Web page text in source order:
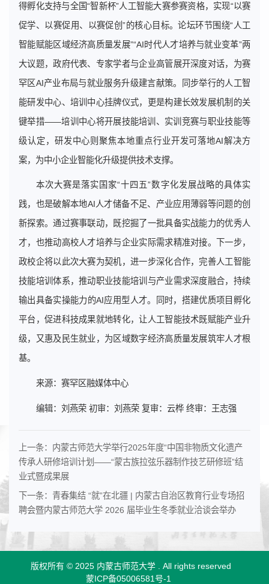
得孵化支持与全国“智新杯”人工智能大赛参赛资格，实现“以赛
促学、以赛促用、以赛促创”的核心目标。论坛环节围绕“人工
智能赋能区域经济高质量发展”“AI时代人才培养与就业变革”两
大议题，政府代表、专家学者与企业高管展开深度对话，为赛
罕区AI产业布局与就业服务升级建言献策。同步举行的人工智
能研发中心、培训中心挂牌仪式，更是构建长效发展机制的关
键举措——培训中心将开展技能培训、实训竞赛与职业技能等
级认定，研发中心则聚焦本地重点行业开发可落地AI解决方
案，为中小企业智能化升级提供技术支撑。
本次大赛是落实国家“十四五”数字化发展战略的具体实
践，也是破解本地AI人才储备不足、产业应用薄弱等问题的创
新探索。通过赛事联动，既挖掘了一批具备实战能力的优秀人
才，也推动高校人才培养与企业实际需求精准对接。下一步，
政校企将以此次大赛为契机，进一步深化合作，完善人工智能
技能培训体系，推动职业技能培训与产业需求深度融合，持续
输出具备实操能力的AI应用型人才。同时，搭建优质项目孵化
平台，促进科技成果就地转化，让人工智能技术既赋能产业升
级，又惠及民生就业，为区域数字经济高质量发展筑牢人才根
基。
来源：赛罕区融媒体中心
编辑：刘燕荣 初审：刘燕荣 复审：云桦 终审：王志强
上一条： 内蒙古师范大学举行2025年度“中国非物质文化遗产
传承人研修培训计划——“蒙古族拉弦乐器制作技艺研修班”结
业式暨成果展
下一条： 青春集结 “就”在北疆 | 内蒙古自治区教育行业专场招
聘会暨内蒙古师范大学 2026 届毕业生冬季就业洽谈会举办
版权所有 © 2025 内蒙古师范大学 .
All rights reserved
蒙ICP备05006581号-1